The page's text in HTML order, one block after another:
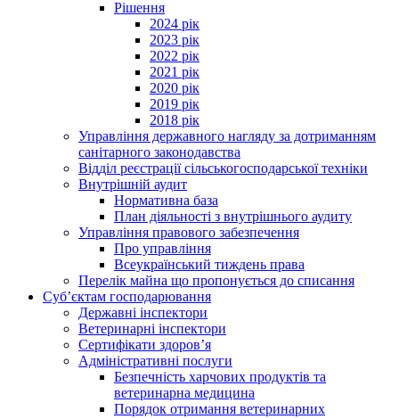
Рішення
2024 рік
2023 рік
2022 рік
2021 рік
2020 рік
2019 рік
2018 рік
Управління державного нагляду за дотриманням
санітарного законодавства
Відділ реєстрації сільськогосподарської техніки
Внутрішній аудит
Нормативна база
План діяльності з внутрішнього аудиту
Управління правового забезпечення
Про управління
Всеукраїнський тиждень права
Перелік майна що пропонується до списання
Суб’єктам господарювання
Державні інспектори
Ветеринарні інспектори
Сертифікати здоров’я
Адміністративні послуги
Безпечність харчових продуктів та
ветеринарна медицина
Порядок отримання ветеринарних